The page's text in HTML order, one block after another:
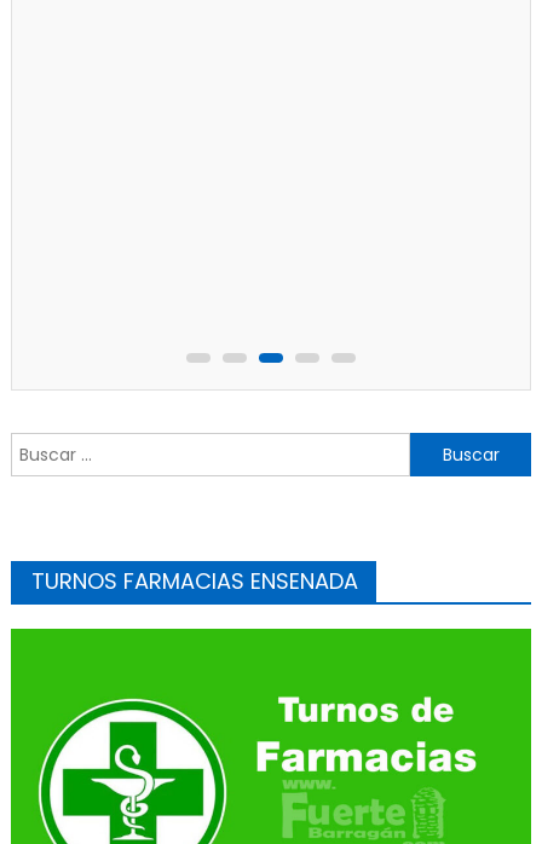
Buscar:
TURNOS FARMACIAS ENSENADA